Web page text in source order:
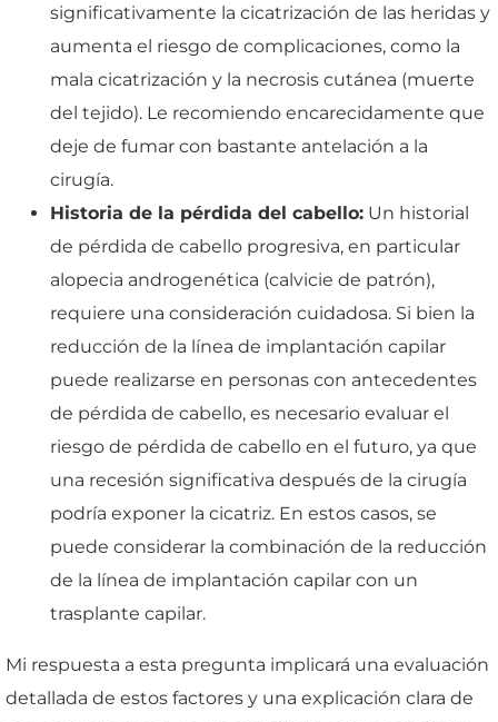
significativamente la cicatrización de las heridas y
aumenta el riesgo de complicaciones, como la
mala cicatrización y la necrosis cutánea (muerte
del tejido). Le recomiendo encarecidamente que
deje de fumar con bastante antelación a la
cirugía.
Historia de la pérdida del cabello: Un historial
de pérdida de cabello progresiva, en particular
alopecia androgenética (calvicie de patrón),
requiere una consideración cuidadosa. Si bien la
reducción de la línea de implantación capilar
puede realizarse en personas con antecedentes
de pérdida de cabello, es necesario evaluar el
riesgo de pérdida de cabello en el futuro, ya que
una recesión significativa después de la cirugía
podría exponer la cicatriz. En estos casos, se
puede considerar la combinación de la reducción
de la línea de implantación capilar con un
trasplante capilar.
Mi respuesta a esta pregunta implicará una evaluación
detallada de estos factores y una explicación clara de